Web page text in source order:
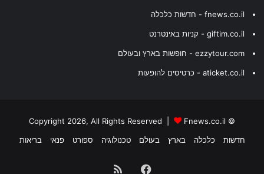
fnews.co.il - חדשות כלכלה
giftim.co.il - קניות באינטרנט
ezzytour.com - חופשות בארץ ובעולם
aticket.co.il - כרטיסים להופעות
© Copyright 2026, All Rights Reserved |
Fnews.co.il
חדשות
כלכלה בארץ בעולם טכנולוגיה ספורט פנאי בריאות
Facebook